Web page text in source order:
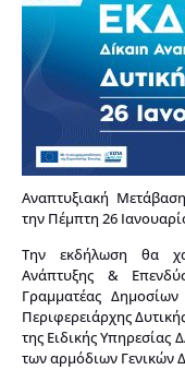
Αναπτυξιακή
την Πέμπτη 26
Την εκδήλωση θα
Ανάπτυξης &
Γραμματέας
Περιφερειάρχης
της Ειδικής
των αρμόδιων Γενικών